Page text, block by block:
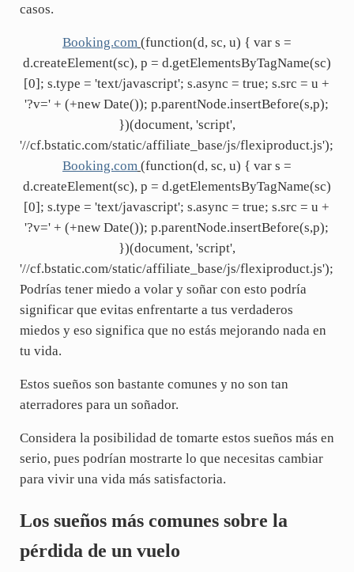
casos.
Booking.com (function(d, sc, u) { var s =
d.createElement(sc), p = d.getElementsByTagName(sc)
[0]; s.type = 'text/javascript'; s.async = true; s.src = u +
'?v=' + (+new Date()); p.parentNode.insertBefore(s,p);
})(document, 'script',
'//cf.bstatic.com/static/affiliate_base/js/flexiproduct.js');
Booking.com (function(d, sc, u) { var s =
d.createElement(sc), p = d.getElementsByTagName(sc)
[0]; s.type = 'text/javascript'; s.async = true; s.src = u +
'?v=' + (+new Date()); p.parentNode.insertBefore(s,p);
})(document, 'script',
'//cf.bstatic.com/static/affiliate_base/js/flexiproduct.js');
Podrías tener miedo a volar y soñar con esto podría
significar que evitas enfrentarte a tus verdaderos
miedos y eso significa que no estás mejorando nada en
tu vida.
Estos sueños son bastante comunes y no son tan
aterradores para un soñador.
Considera la posibilidad de tomarte estos sueños más en
serio, pues podrían mostrarte lo que necesitas cambiar
para vivir una vida más satisfactoria.
Los sueños más comunes sobre la
pérdida de un vuelo